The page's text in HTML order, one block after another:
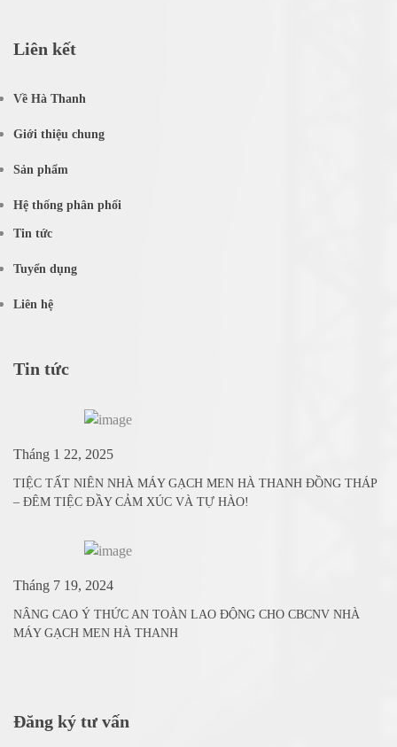
Liên kết
Về Hà Thanh
Giới thiệu chung
Sản phẩm
Hệ thống phân phối
Tin tức
Tuyển dụng
Liên hệ
Tin tức
Tháng 1 22, 2025
TIỆC TẤT NIÊN NHÀ MÁY GẠCH MEN HÀ THANH ĐỒNG THÁP
– ĐÊM TIỆC ĐẦY CẢM XÚC VÀ TỰ HÀO!
Tháng 7 19, 2024
NÂNG CAO Ý THỨC AN TOÀN LAO ĐỘNG CHO CBCNV NHÀ
MÁY GẠCH MEN HÀ THANH
Đăng ký tư vấn